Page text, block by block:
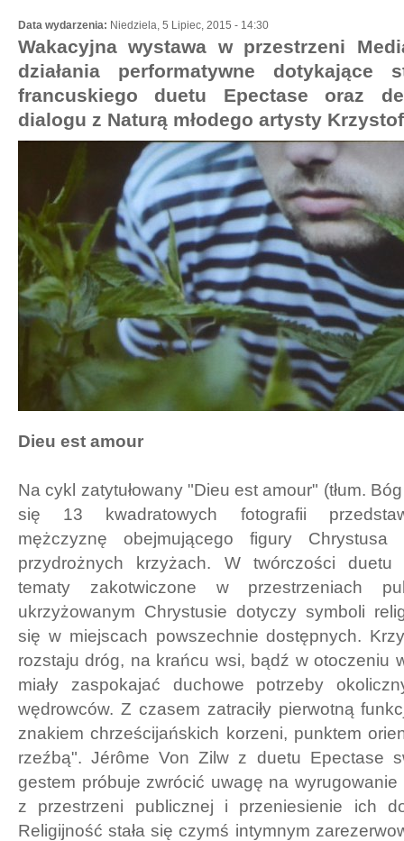
Data wydarzenia: Niedziela, 5 Lipiec, 2015 - 14:30
Wakacyjna wystawa w przestrzeni
działania performatywne dotykające
francuskiego duetu Epectase oraz
dialogu z Naturą młodego artysty
Dieu est amour
Na cykl zatytułowany "Dieu est amour" (tłum.
się 13 kwadratowych fotografii
mężczyznę obejmującego figury
przydrożnych krzyżach. W twórczości duetu
tematy zakotwiczone w przestrzeniach
ukrzyżowanym Chrystusie dotyczy symboli
się w miejscach powszechnie dostępnych.
rozstaju dróg, na krańcu wsi, bądź w otoczeniu
miały zaspokajać duchowe potrzeby
wędrowców. Z czasem zatraciły pierwotną
znakiem chrześcijańskich korzeni, punktem
rzeźbą". Jérôme Von Zilw z duetu Epectase
gestem próbuje zwrócić uwagę na
z przestrzeni publicznej i przeniesienie ich
Religijność stała się czymś intymnym